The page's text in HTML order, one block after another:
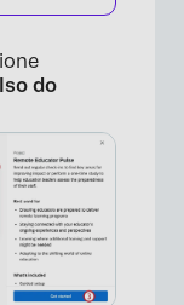
do